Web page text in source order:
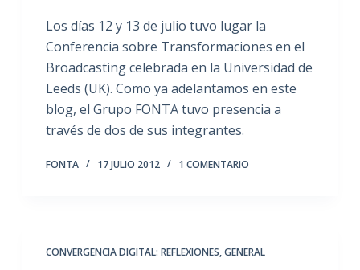
Los días 12 y 13 de julio tuvo lugar la
Conferencia sobre Transformaciones en el
Broadcasting celebrada en la Universidad de
Leeds (UK). Como ya adelantamos en este
blog, el Grupo FONTA tuvo presencia a
través de dos de sus integrantes.
FONTA 17 JULIO 2012 1 COMENTARIO
CONVERGENCIA DIGITAL: REFLEXIONES,GENERAL